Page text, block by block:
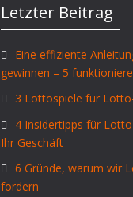
Letzter Beitrag
Eine effiziente
gewinnen – 5
3 Lottospiele für
4 Insidertipps für
Ihr Geschäft
6 Gründe, warum wir
fördern